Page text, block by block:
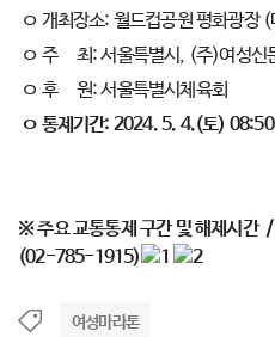
ㅇ 개최장소: 월드컵공원 평화광장
ㅇ 주 최: 서울특별시, (주)여성신
ㅇ 후 원: 서울특별시체육회
ㅇ 통제기간: 2024. 5. 4.(토)
※ 주요 교통통제 구간 및 해제시간
(02-785-1915)
여성마라톤